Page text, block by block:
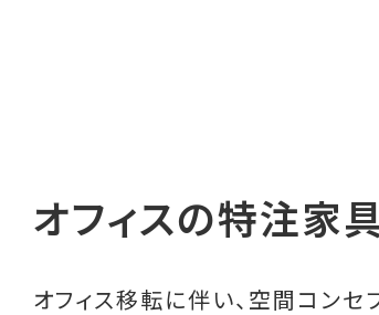
オフィスの特注家
オフィス移転に伴い、空間コン